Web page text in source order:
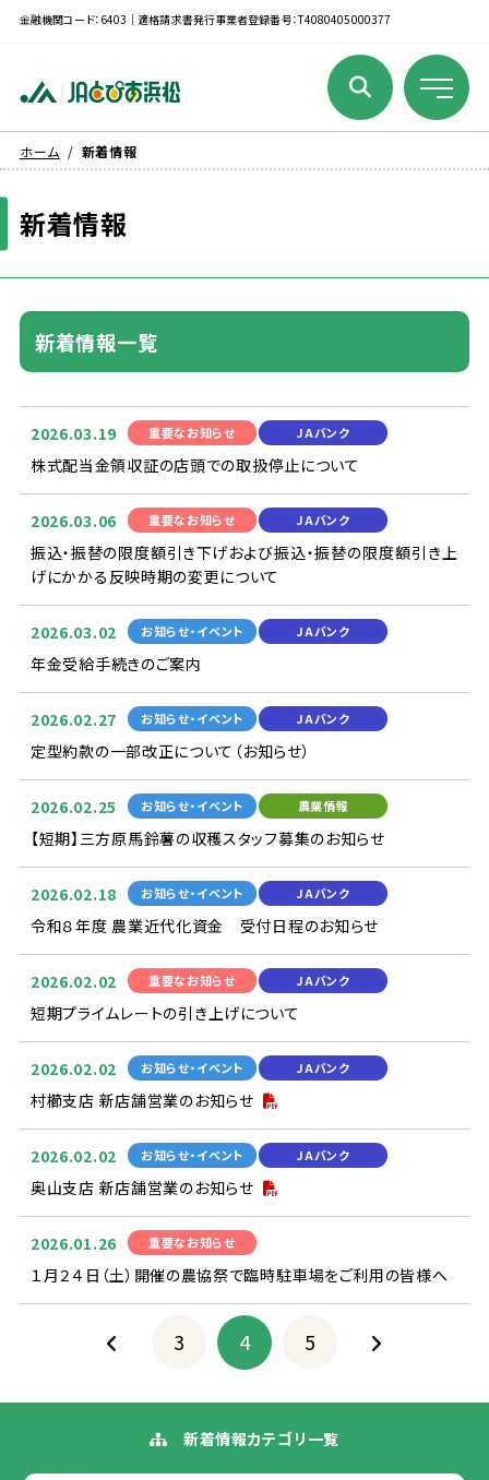
金融機関コード：6403｜適格請求書発行事業者登録番号：T4080405000377
ホーム 新着情報
新着情報
新着情報一覧
2026.03.19 重要なお知らせ JAバンク
株式配当金領収証の店頭での取扱停止について
2026.03.06 重要なお知らせ JAバンク
振込・振替の限度額引き下げおよび振込・振替の限度額引 き上
げにかかる 反映時期の変更について
2026.03.02 お知らせ・イベント JAバンク
年金受給手続きのご案内
2026.02.27 お知らせ・イベント JAバンク
定型約款の一部改正について（お知らせ）
2026.02.25 お知らせ・イベント 農業情報
【短期】三方原馬鈴薯の収穫スタッフ募集のお知らせ
2026.02.18 お知らせ・イベント JAバンク
令和８年度 農業近代化資金 受付日程のお知らせ
2026.02.02 重要なお知らせ JAバンク
短期プライムレートの引 き上げについて
2026.02.02 お知らせ・イベント JAバンク
村櫛支店 新店舗営業のお知らせ
2026.02.02 お知らせ・イベント JAバンク
奥山支店 新店舗営業のお知らせ
2026.01.26 重要なお知らせ
１ 月２４ 日 （土） 開催の農協祭で臨時駐車場をご利用の皆様へ
3 4 5
新着情報カテゴリ 一覧